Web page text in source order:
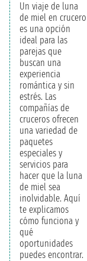
Un viaje de luna
de miel en crucero
es una opción
ideal para las
parejas que
buscan una
experiencia
romántica y sin
estrés. Las
compañías de
cruceros ofrecen
una variedad de
paquetes
especiales y
servicios para
hacer que la luna
de miel sea
inolvidable. Aquí
te explicamos
cómo funciona y
qué
oportunidades
puedes encontrar.